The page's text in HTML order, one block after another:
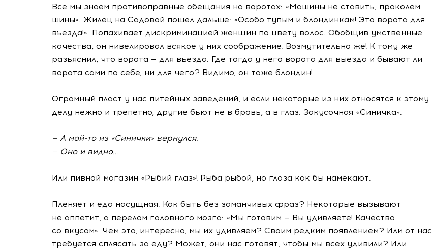
Все мы знаем противоправные обещания на воротах: «Машины не ставить, проколем
шины». Жилец на Садовой пошел дальше: «Особо тупым и блондинкам! Это ворота для
въезда!». Попахивает дискриминацией женщин по цвету волос. Обобщив умственные
качества, он нивелировал всякое у них соображение. Возмутительно же! К тому же
разъяснил, что ворота — для въезда. Где тогда у него ворота для выезда и бывают ли
ворота сами по себе, ни для чего? Видимо, он тоже блондин!
Огромный пласт у нас питейных заведений, и если некоторые из них относятся к этому
делу нежно и трепетно, другие бьют не в бровь, а в глаз. Закусочная «Синичка».
— А мой-тоиз «Синички» вернулся.
— Оно и видно…
Или пивной магазин «Рыбий глаз»! Рыба рыбой, но глаза как бы намекают.
Пленяет и еда насущная. Как быть без заманчивых фраз? Некоторые вызывают
не аппетит, а перелом головного мозга: «Мы готовим — Вы удивляете! Качество
со вкусом». Чем это, интересно, мы их удивляем? Своим редким появлением? Или от нас
требуется сплясать за еду? Может, они нас готовят, чтобы мы всех удивили? Или